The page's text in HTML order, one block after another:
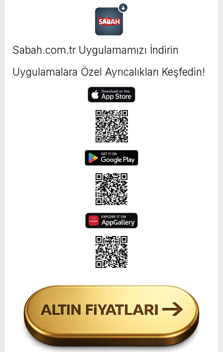
Sabah.com.tr Uygulamamızı İndirin
Uygulamalara Özel Ayrıcalıkları Keşfedin!